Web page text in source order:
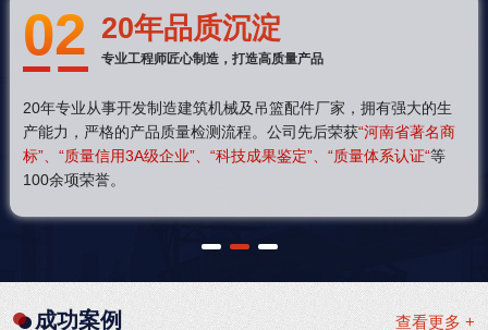
02 20年品质沉淀
专业工程师匠心制造，打造高质量产品
20年专业从事开发制造建筑机械及吊篮配件厂家，拥有强大的生
产能力，严格的产品质量检测流程。公司先后荣获“河南省著名商
标”、“质量信用3A级企业”、“科技成果鉴定”、“质量体系认证“等
100余项荣誉。
1 2 3
查看更多 +
成功案例